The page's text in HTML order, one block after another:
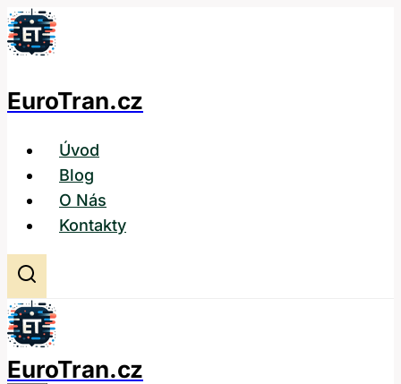
Přeskočit
na
EuroTran.cz
Úvod
Blog
O Nás
Kontakty
EuroTran.cz